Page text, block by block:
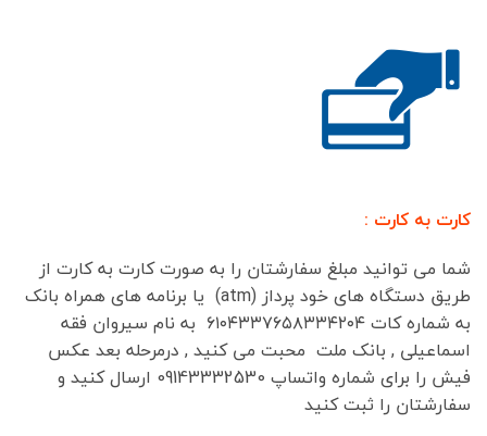
کارت به کارت :
شما می توانید مبلغ سفارشتان را به صورت کارت به کارت از
طریق دستگاه های خود پرداز (atm) یا برنامه های همراه بانک
به شماره کات ۶۱۰۴۳۳۷۶۵۸۳۳۴۲۰۴ به نام سیروان فقه
اسماعیلی , بانک ملت محبت می کنید , درمرحله بعد عکس
فیش را برای شماره واتساپ 09143332530 ارسال کنید و
سفارشتان را ثبت کنید